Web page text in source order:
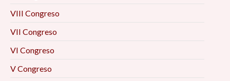
VIII Congreso
VII Congreso
VI Congreso
V Congreso